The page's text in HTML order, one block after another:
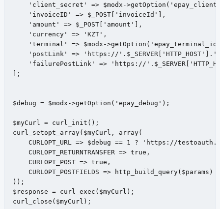
'client_secret' => $modx-
    'invoiceID' => $_POST['invoiceId'],
    'amount' => $_POST['amount'],
    'currency' => 'KZT',
'terminal' => $modx-
'postLink' => 'https://
'failurePostLink' => 'https://
];
$debug = $modx->getOption('epay_debug');
$myCurl = curl_init();
curl_setopt_array($myCurl, array(
CURLOPT_URL => $debug == 1 ? 'https://
    CURLOPT_RETURNTRANSFER => true,
    CURLOPT_POST => true,
    CURLOPT_POSTFIELDS => http_build_query($params)
));
$response = curl_exec($myCurl);
curl_close($myCurl);